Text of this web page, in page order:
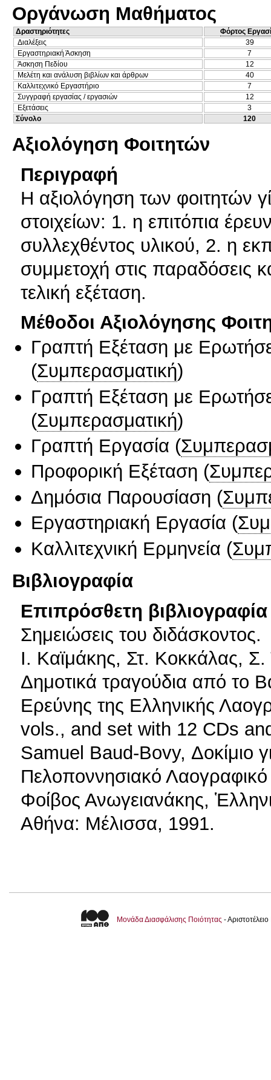
Οργάνωση Μαθήματος
Δραστηριότητες
Φόρτος
Διαλέξεις
39
Εργαστηριακή Άσκηση
7
Άσκηση Πεδίου
12
Μελέτη και ανάλυση βιβλίων και άρθρων
40
Καλλιτεχνικό Εργαστήριο
7
Συγγραφή εργασίας / εργασιών
12
Εξετάσεις
3
Σύνολο
120
Αξιολόγηση Φοιτητών
Περιγραφή
Η αξιολόγηση των φοιτητών
στοιχείων: 1. η επιτόπια
συλλεχθέντος υλικού, 2. η
συμμετοχή στις παραδόσεις
τελική εξέταση.
Μέθοδοι Αξιολόγησης
Γραπτή Εξέταση με
(Συμπερασματική)
Γραπτή Εξέταση με
(Συμπερασματική)
Γραπτή Εργασία (
Προφορική Εξέταση (
Δημόσια Παρουσίαση (
Εργαστηριακή Εργασία (
Καλλιτεχνική Ερμηνεία (
Βιβλιογραφία
Επιπρόσθετη βιβλιογραφία
Σημειώσεις του διδάσκοντος.
I. Καϊμάκης, Στ. Κοκκάλας,
Δημοτικά τραγούδια από το
Ερεύνης της Ελληνικής
vols., and set with 12 CDs
Samuel Baud-Bovy, Δοκίμιο
Πελοποννησιακό
Φοίβος Ανωγειανάκης,
Αθήνα: Μέλισσα, 1991.
Μονάδα Διασφάλισης Ποιότητας -